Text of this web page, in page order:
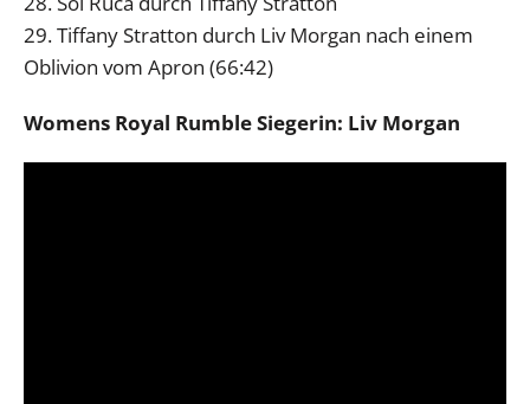
29. Tiffany Stratton durch Liv Morgan nach einem
Oblivion vom Apron (66:42)
Womens Royal Rumble Siegerin: Liv Morgan